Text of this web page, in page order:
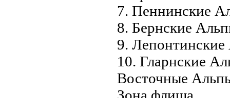
7. Пеннинские
8. Бернские
9.
10. Гларнские
Восточные